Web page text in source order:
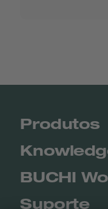
Produtos
BUCHI
Suporte